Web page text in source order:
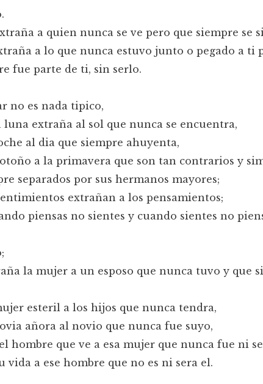
a quien nunca se ve pero que siempre se
a lo que nunca estuvo junto o pegado a ti
fue parte de ti, sin serlo.
no es nada tipico,
luna extraña al sol que nunca se encuentra,
al dia que siempre ahuyenta,
a la primavera que son tan contrarios y
separados por sus hermanos mayores;
extrañan a los pensamientos;
piensas no sientes y cuando sientes no
la mujer a un esposo que nunca tuvo y que
esteril a los hijos que nunca tendra,
añora al novio que nunca fue suyo,
hombre que ve a esa mujer que nunca fue ni
vida a ese hombre que no es ni sera el.